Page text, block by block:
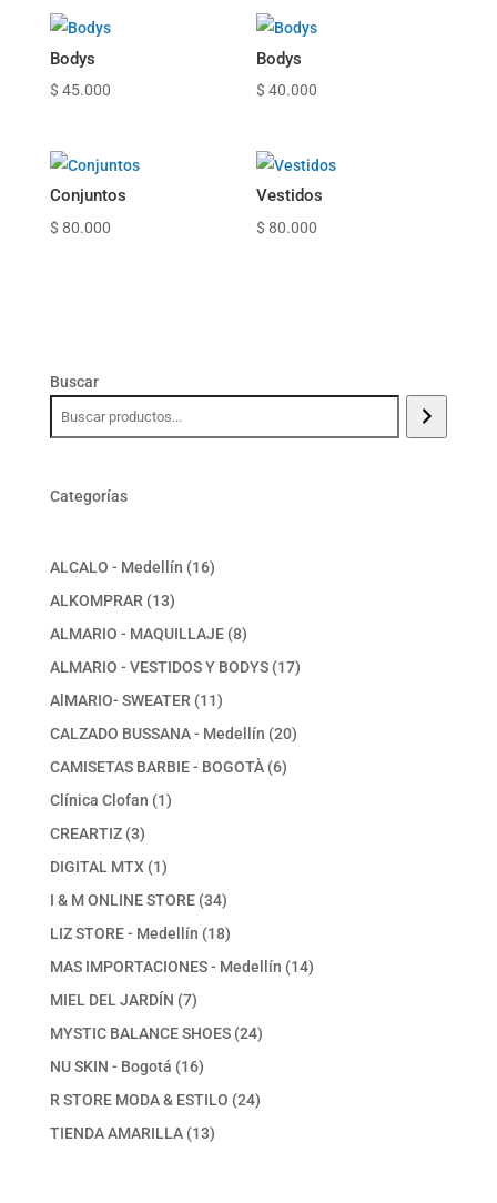
Bodys
$ 45.000
Bodys
$ 40.000
Conjuntos
$ 80.000
Vestidos
$ 80.000
Buscar
Categorías
ALCALO - Medellín 1616
ALKOMPRAR 1313
productos
ALMARIO - MAQUILLAJE 88
productos
ALMARIO - VESTIDOS Y BODYS 1717
AlMARIO- SWEATER 1111
productos
CALZADO BUSSANA - Medellín 2020
CAMISETAS BARBIE - BOGOTÀ 66
Clínica Clofan 11
CREARTIZ 33
productos
DIGITAL MTX 11
producto
I & M ONLINE STORE 3434
productos
LIZ STORE - Medellín 1818
productos
MAS IMPORTACIONES - Medellín 1414
MIEL DEL JARDÍN 77
productos
MYSTIC BALANCE SHOES 2424
NU SKIN - Bogotá 1616
productos
R STORE MODA & ESTILO 2424
TIENDA AMARILLA 1313